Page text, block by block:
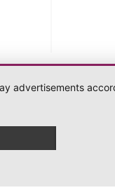
advertisements